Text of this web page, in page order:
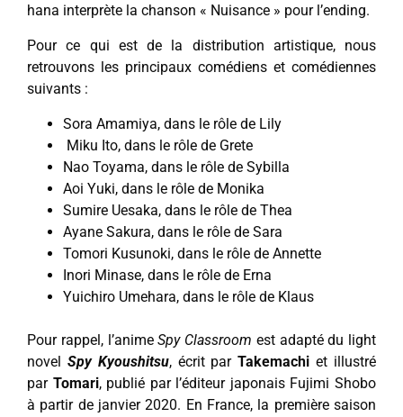
hana interprète la chanson « Nuisance » pour l’ending.
Pour ce qui est de la distribution artistique, nous
retrouvons les principaux comédiens et comédiennes
suivants :
Sora Amamiya, dans le rôle de Lily
Miku Ito, dans le rôle de Grete
Nao Toyama, dans le rôle de Sybilla
Aoi Yuki, dans le rôle de Monika
Sumire Uesaka, dans le rôle de Thea
Ayane Sakura, dans le rôle de Sara
Tomori Kusunoki, dans le rôle de Annette
Inori Minase, dans le rôle de Erna
Yuichiro Umehara, dans le rôle de Klaus
Pour rappel, l’animeSpy Classroom est adapté du light
novel Spy Kyoushitsu, écrit parTakemachi et illustré
par Tomari, publié par l’éditeur japonais Fujimi Shobo
à partir de janvier 2020. En France, la première saison